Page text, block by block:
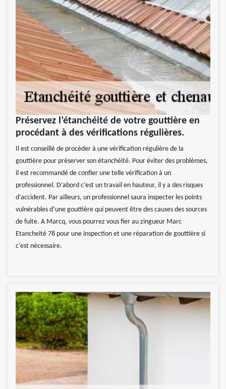
Préservez l’étanchéité de votre gouttière en
procédant à des vérifications régulières.
Il est conseillé de procéder à une vérification régulière de la
gouttière pour préserver son étanchéité. Pour éviter des problèmes,
il est recommandé de confier une telle vérification à un
professionnel. D’abord c’est un travail en hauteur, il y a des risques
d’accident. Par ailleurs, un professionnel saura inspecter les points
vulnérables d’une gouttière qui peuvent être des causes des sources
de fuite. A Marcq, vous pourrez vous fier au zingueur Marc
Etancheité 78 pour une inspection et une réparation de gouttière si
c’est nécessaire.